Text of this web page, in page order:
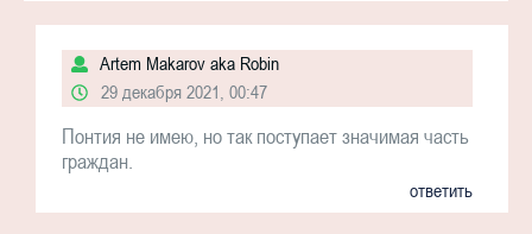
Artem Makarov aka Robin
29 декабря 2021, 00:47
Понтия не имею, но так поступает значимая часть
граждан.
ответить